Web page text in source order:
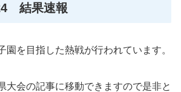
結果速報
園を目指した熱戦が行われています。
大会の記事に移動できますので是非と